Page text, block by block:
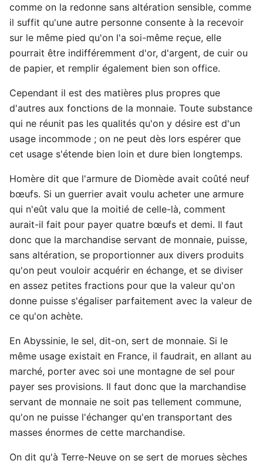
comme on la redonne sans altération sensible, comme
il suffit qu'une autre personne consente à la recevoir
sur le même pied qu'on l'a soi-même reçue, elle
pourrait être indifféremment d'or, d'argent, de cuir ou
de papier, et remplir également bien son office.
Cependant il est des matières plus propres que
d'autres aux fonctions de la monnaie. Toute substance
qui ne réunit pas les qualités qu'on y désire est d'un
usage incommode ; on ne peut dès lors espérer que
cet usage s'étende bien loin et dure bien longtemps.
Homère dit que l'armure de Diomède avait coûté neuf
bœufs. Si un guerrier avait voulu acheter une armure
qui n'eût valu que la moitié de celle-là, comment
aurait-il fait pour payer quatre bœufs et demi. Il faut
donc que la marchandise servant de monnaie, puisse,
sans altération, se proportionner aux divers produits
qu'on peut vouloir acquérir en échange, et se diviser
en assez petites fractions pour que la valeur qu'on
donne puisse s'égaliser parfaitement avec la valeur de
ce qu'on achète.
En Abyssinie, le sel, dit-on, sert de monnaie. Si le
même usage existait en France, il faudrait, en allant au
marché, porter avec soi une montagne de sel pour
payer ses provisions. Il faut donc que la marchandise
servant de monnaie ne soit pas tellement commune,
qu'on ne puisse l'échanger qu'en transportant des
masses énormes de cette marchandise.
On dit qu'à Terre-Neuve on se sert de morues sèches